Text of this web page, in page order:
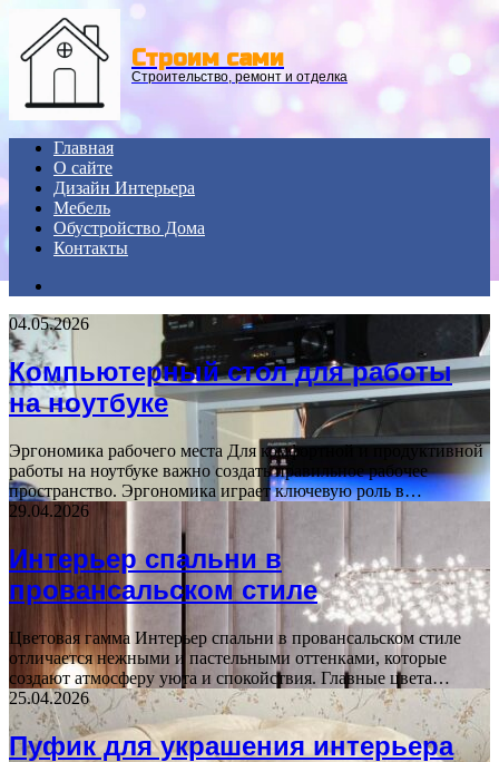
Строим сами
Строительство, ремонт и отделка
Главная
О сайте
Дизайн Интерьера
Мебель
Обустройство Дома
Контакты
04.05.2026
Компьютерный стол для работы
на ноутбуке
Эргономика рабочего места Для комфортной и продуктивной
работы на ноутбуке важно создать правильное рабочее
пространство. Эргономика играет ключевую роль в…
29.04.2026
Интерьер спальни в
провансальском стиле
Цветовая гамма Интерьер спальни в провансальском стиле
отличается нежными и пастельными оттенками, которые
создают атмосферу уюта и спокойствия. Главные цвета…
25.04.2026
Пуфик для украшения интерьера